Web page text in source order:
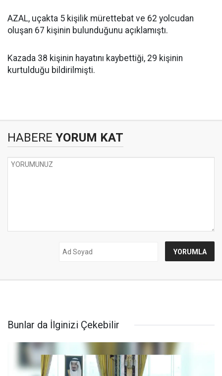
AZAL, uçakta 5 kişilik mürettebat ve 62 yolcudan
oluşan 67 kişinin bulunduğunu açıklamıştı.
Kazada 38 kişinin hayatını kaybettiği, 29 kişinin
kurtulduğu bildirilmişti.
HABERE YORUM KAT
Bunlar da İlginizi Çekebilir